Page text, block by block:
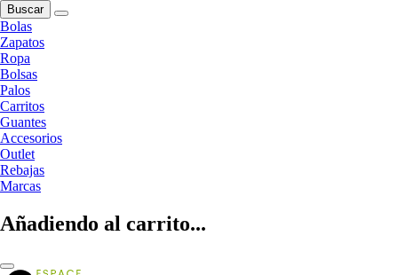
Buscar
Bolas
Zapatos
Ropa
Bolsas
Palos
Carritos
Guantes
Accesorios
Outlet
Rebajas
Marcas
Añadiendo al carrito...